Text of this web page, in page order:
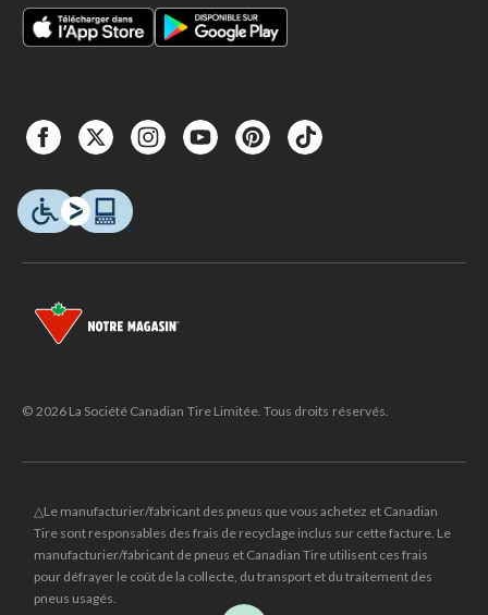
© 2026 La Société Canadian Tire Limitée. Tous droits réservés.
△Le manufacturier/fabricant des pneus que vous achetez et Canadian
Tire sont responsables des frais de recyclage inclus sur cette facture. Le
manufacturier/fabricant de pneus et Canadian Tire utilisent ces frais
pour défrayer le coût de la collecte, du transport et du traitement des
pneus usagés.